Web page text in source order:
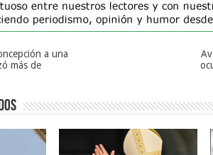
a una
más de